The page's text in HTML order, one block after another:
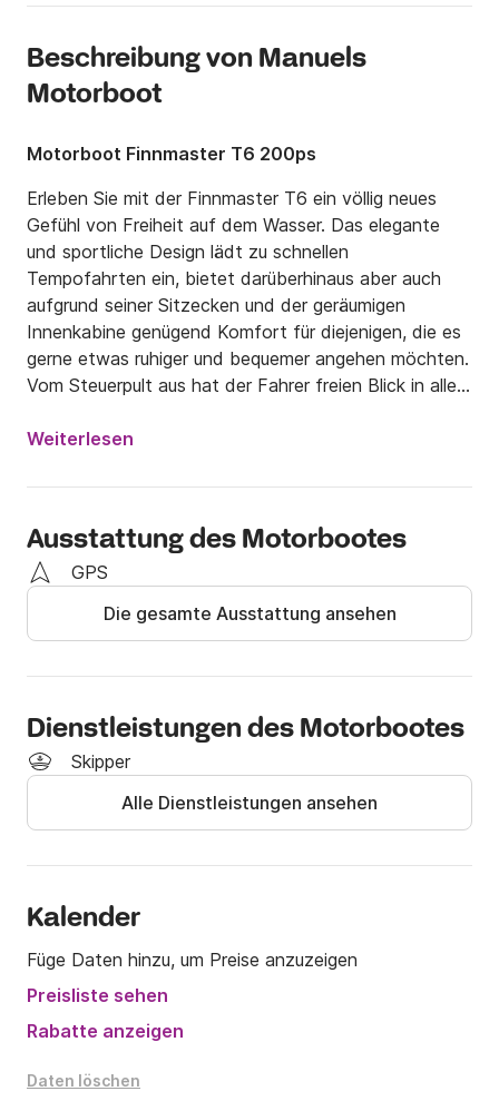
Beschreibung von Manuels
Motorboot
Motorboot Finnmaster T6 200ps
Erleben Sie mit der Finnmaster T6 ein völlig neues
Gefühl von Freiheit auf dem Wasser. Das elegante
und sportliche Design lädt zu schnellen
Tempofahrten ein, bietet darüberhinaus aber auch
aufgrund seiner Sitzecken und der geräumigen
Innenkabine genügend Komfort für diejenigen, die es
gerne etwas ruhiger und bequemer angehen möchten.
Vom Steuerpult aus hat der Fahrer freien Blick in alle
kann man sich direkt in die Innenkabine zurückziehen.
ein, das Dachfenster lässt hierbei viel Licht herein und
Weiterlesen
Ausstattung des Motorbootes
GPS
Die gesamte Ausstattung ansehen
Dienstleistungen des Motorbootes
Skipper
Alle Dienstleistungen ansehen
Kalender
Füge Daten hinzu, um Preise anzuzeigen
Preisliste sehen
Rabatte anzeigen
Daten löschen